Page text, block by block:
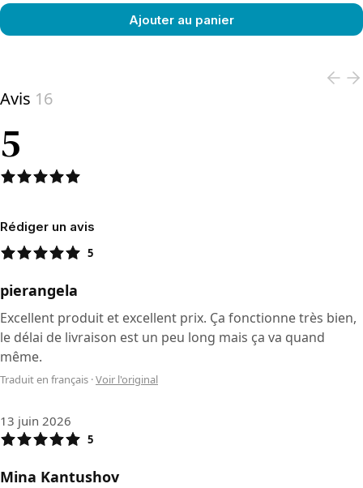
Ajouter au panier
Avis 16
5
Rédiger un avis
5
pierangela
Excellent produit et excellent prix. Ça fonctionne très bien,
le délai de livraison est un peu long mais ça va quand
même.
Traduit en français ·Voir l'original
13 juin 2026
5
Mina Kantushov